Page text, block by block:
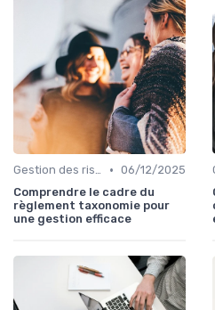
Gestion des risques & résilience • 06/12/2025
Comprendre le cadre du
règlement taxonomie pour
une gestion efficace